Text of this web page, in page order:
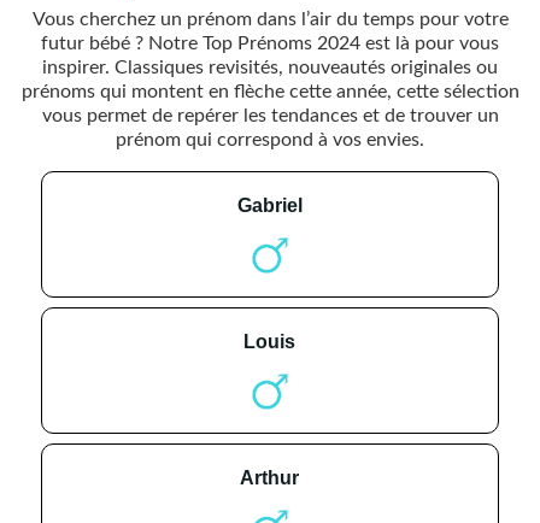
Vous cherchez un prénom dans l’air du temps pour votre
futur bébé ? Notre Top Prénoms 2024 est là pour vous
inspirer. Classiques revisités, nouveautés originales ou
prénoms qui montent en flèche cette année, cette sélection
vous permet de repérer les tendances et de trouver un
prénom qui correspond à vos envies.
gabriel
louis
arthur